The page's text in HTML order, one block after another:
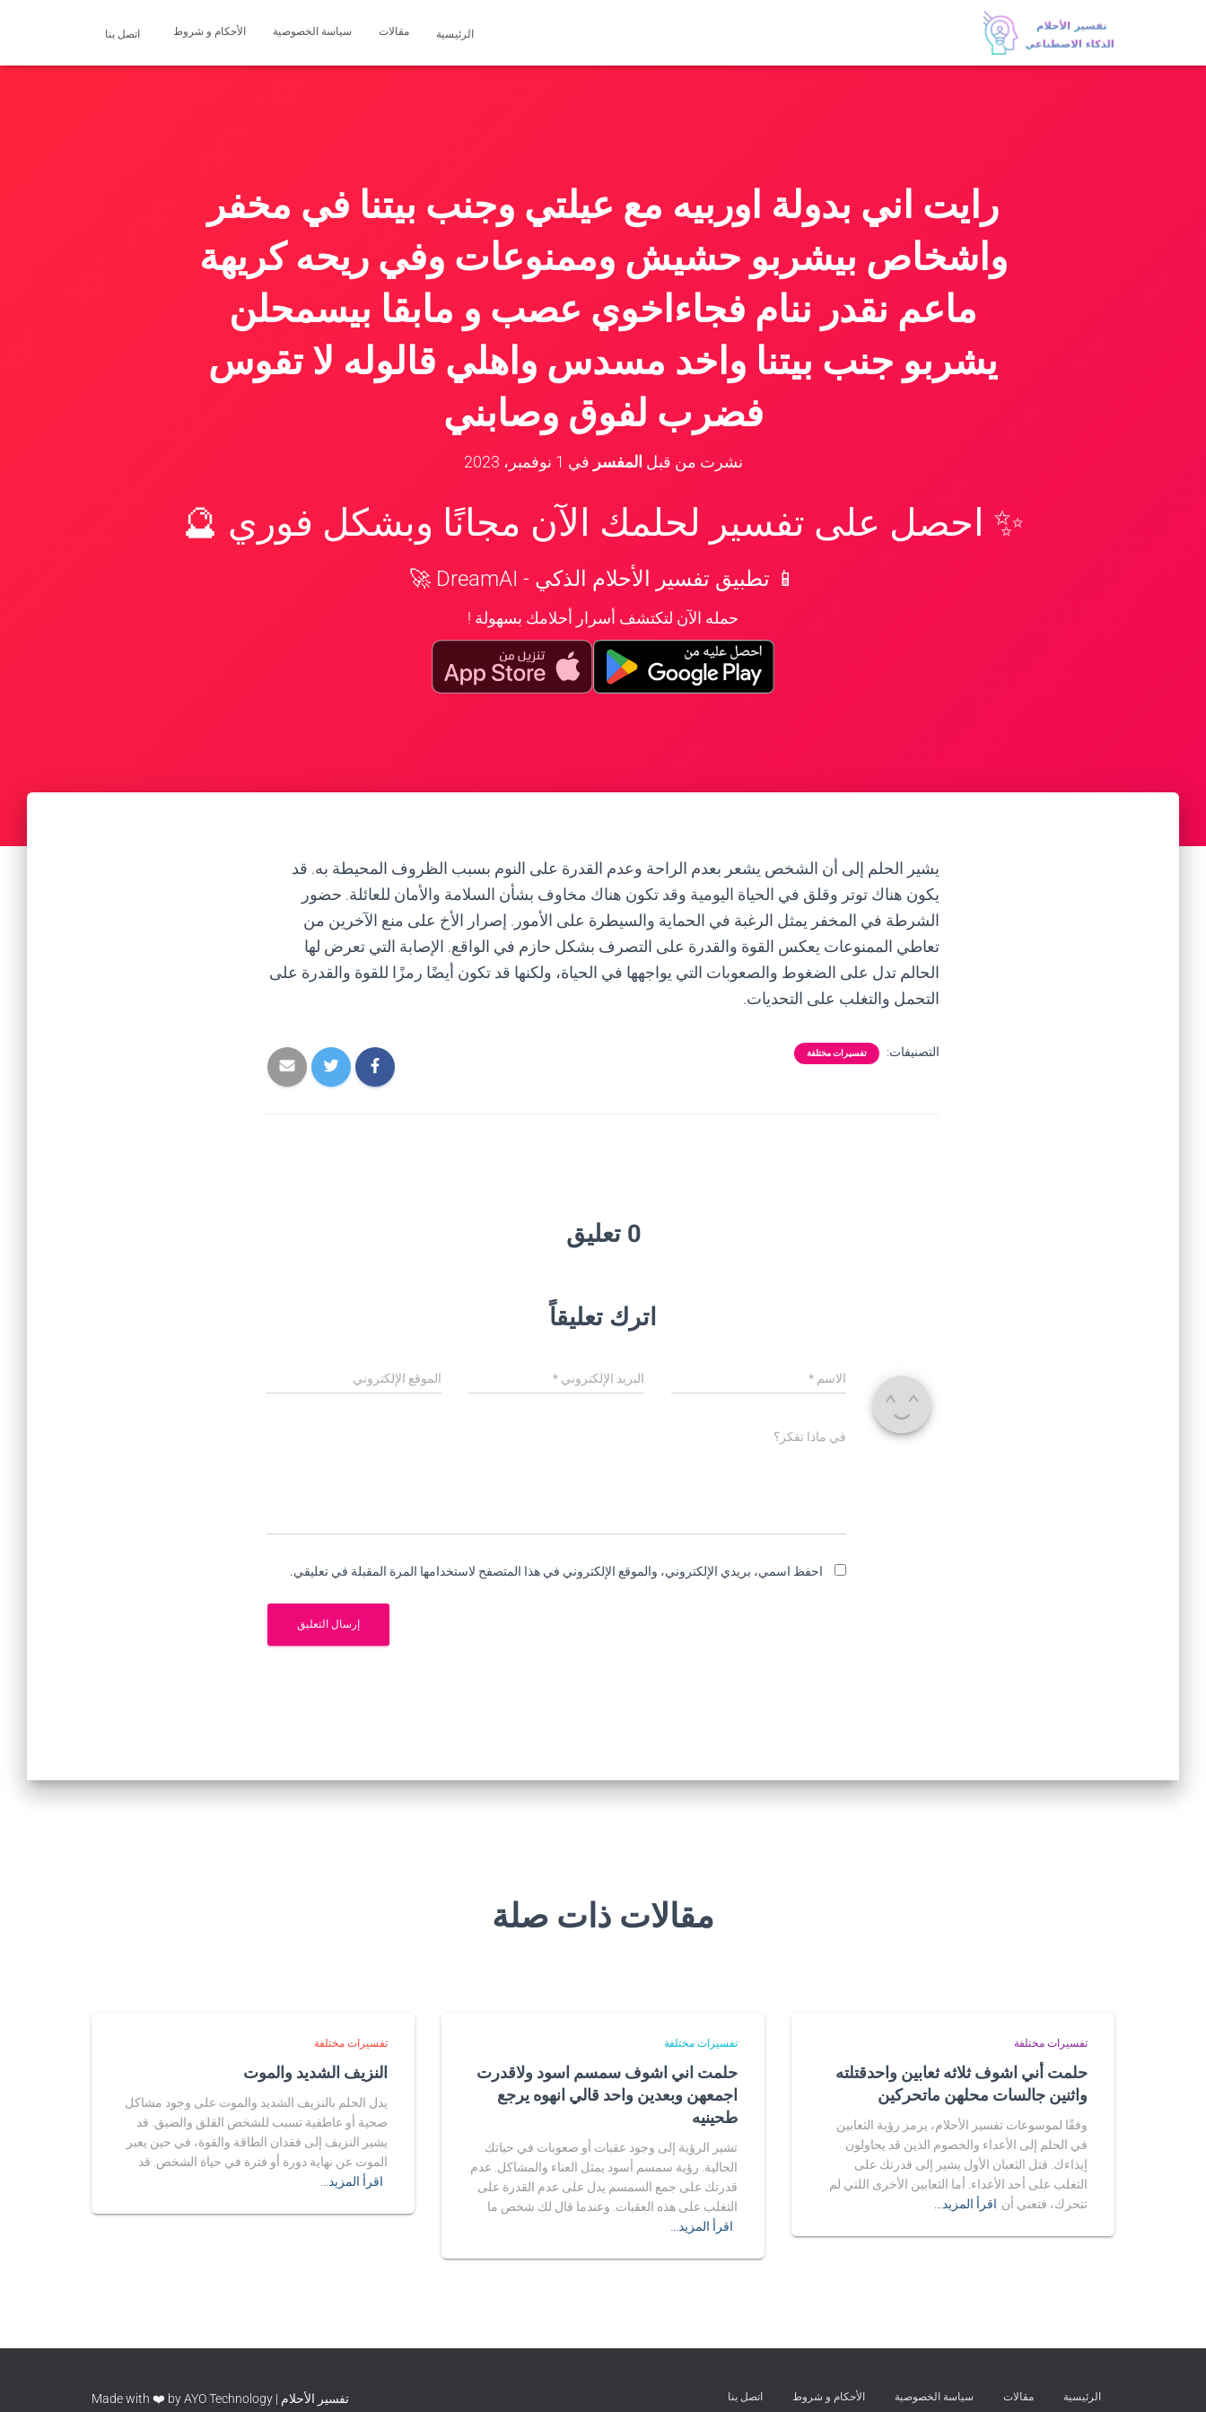
الرئيسية مقالات سياسة الخصوصية الأحكام و شروط اتصل بنا
رايت اني بدولة اوربيه مع عيلتي وجنب بيتنا في مخفر
واشخاص بيشربو حشيش وممنوعات وفي ريحه كريهة
ماعم نقدر ننام فجاءاخوي عصب و مابقا بيسمحلن
يشربو جنب بيتنا واخد مسدس واهلي قالوله لا تقوس
فضرب لفوق وصابني
نشرت من قبل المفسر في 1 نوفمبر، 2023
✨ احصل على تفسير لحلمك الآن مجانًا وبشكل فوري 🔮
📱 تطبيق تفسير الأحلام الذكي - DreamAI 🚀
حمله الآن لتكتشف أسرار أحلامك بسهولة !
يشير الحلم إلى أن الشخص يشعر بعدم الراحة وعدم القدرة على النوم بسبب الظروف المحيطة به. قد
يكون هناك توتر وقلق في الحياة اليومية وقد تكون هناك مخاوف بشأن السلامة والأمان للعائلة. حضور
الشرطة في المخفر يمثل الرغبة في الحماية والسيطرة على الأمور. إصرار الأخ على منع الآخرين من
تعاطي الممنوعات يعكس القوة والقدرة على التصرف بشكل حازم في الواقع. الإصابة التي تعرض لها
الحالم تدل على الضغوط والصعوبات التي يواجهها في الحياة، ولكنها قد تكون أيضًا رمزًا للقوة والقدرة على
التحمل والتغلب على التحديات.
التصنيفات: تفسيرات مختلفة
0 تعليق
اترك تعليقاً
الاسم * البريد الإلكتروني* الموقع الإلكتروني
في ماذا تفكر؟
احفظ اسمي، بريدي الإلكتروني، والموقع الإلكتروني في هذا المتصفح لاستخدامها المرة المقبلة في تعليقي.
مقالات ذات صلة
تفسيرات مختلفة
حلمت أني اشوف ثلاثه ثعابين واحدقتلته
واثنين جالسات محلهن ماتحركين
وفقًا لموسوعات تفسير الأحلام، يرمز رؤية الثعابين
في الحلم إلى الأعداء والخصوم الذين قد يحاولون
إيذاءك. قتل الثعبان الأول يشير إلى قدرتك على
التغلب على أحد الأعداء. أما الثعابين الأخرى اللتي لم
تتحرك، فتعني أن اقرأ المزيد…
تفسيرات مختلفة
حلمت اني اشوف سمسم اسود ولاقدرت
اجمعهن وبعدين واحد قالي انهوه يرجع
طحينيه
تشير الرؤية إلى وجود عقبات أو صعوبات في حياتك
الحالية. رؤية سمسم أسود يمثل العناء والمشاكل. عدم
قدرتك على جمع السمسم يدل على عدم القدرة على
التغلب على هذه العقبات. وعندما قال لك شخص ما
اقرأ المزيد…
تفسيرات مختلفة
النزيف الشديد والموت
يدل الحلم بالنزيف الشديد والموت على وجود مشاكل
صحية أو عاطفية تسبب للشخص القلق والضيق. قد
يشير النزيف إلى فقدان الطاقة والقوة، في حين يعبر
الموت عن نهاية دورة أو فترة في حياة الشخص. قد
اقرأ المزيد…
الرئيسية مقالات سياسة الخصوصية الأحكام و شروط اتصل بنا تفسير الأحلام | Made with ❤️ by AYO Technology